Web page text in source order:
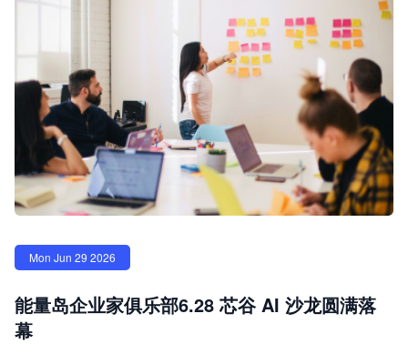
Mon Jun 29 2026
能量岛企业家俱乐部6.28 芯谷 AI 沙龙圆满落
幕